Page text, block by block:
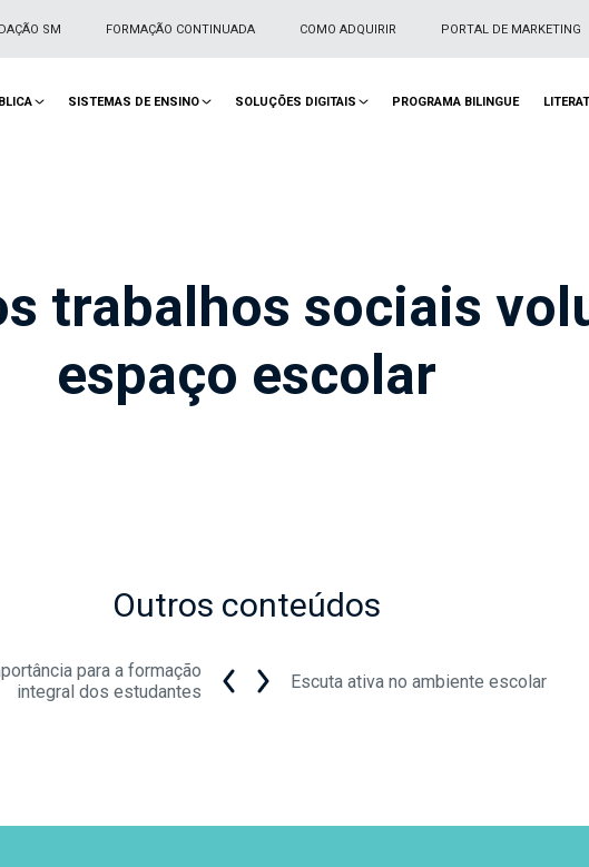
SM FORMAÇÃO CONTINUADA COMO ADQUIRIR PORTAL DE MARKETING
SISTEMAS DE ENSINO SOLUÇÕES DIGITAIS PROGRAMA BILINGUE
trabalhos sociais
espaço escolar
Outros conteúdos
para a formação
integral dos estudantes
Escuta ativa no ambiente escolar